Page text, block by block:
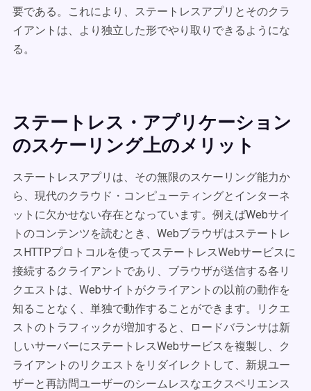
要である。これにより、ステートレスアプリとそのクラ
イアントは、より独立した形でやり取りできるようにな
る。
ステートレス・アプリケーション
のスケーリング上のメリット
ステートレスアプリは、その無限のスケーリング能力か
ら、現代のクラウド・コンピューティングとインターネ
ットに欠かせない存在となっています。例えばWebサイ
トのコンテンツを読むとき、Webブラウザはステートレ
スHTTPプロトコルを使ってステートレスWebサービスに
接続するクライアントであり、ブラウザが送信する各リ
クエストは、Webサイトがクライアントの以前の動作を
知ることなく、単独で動作することができます。リクエ
ストのトラフィックが増加すると、ロードバランサは新
しいサーバーにステートレスWebサービスを複製し、ク
ライアントのリクエストをリダイレクトして、新規ユー
ザーと再訪問ユーザーのシームレスなエクスペリエンス